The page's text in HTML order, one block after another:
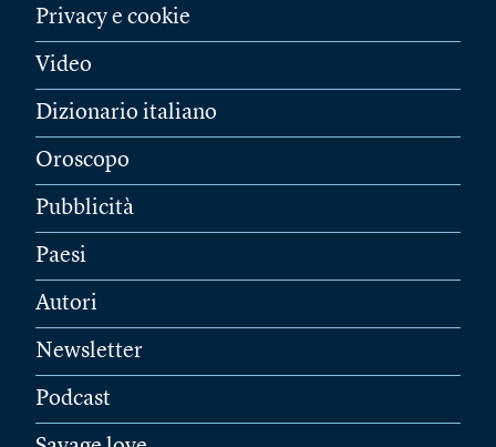
Privacy e cookie
Video
Dizionario italiano
Oroscopo
Pubblicità
Paesi
Autori
Newsletter
Podcast